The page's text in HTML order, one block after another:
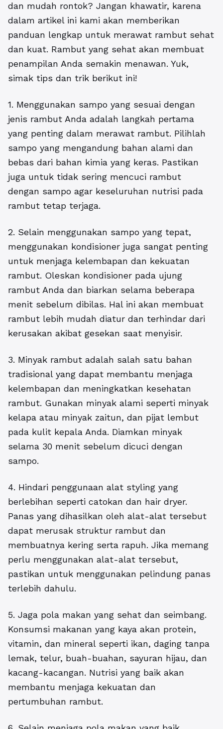
dan mudah rontok? Jangan khawatir, karena
dalam artikel ini kami akan memberikan
panduan lengkap untuk merawat rambut sehat
dan kuat. Rambut yang sehat akan membuat
penampilan Anda semakin menawan. Yuk,
simak tips dan trik berikut ini!
1. Menggunakan sampo yang sesuai dengan
jenis rambut Anda adalah langkah pertama
yang penting dalam merawat rambut. Pilihlah
sampo yang mengandung bahan alami dan
bebas dari bahan kimia yang keras. Pastikan
juga untuk tidak sering mencuci rambut
dengan sampo agar keseluruhan nutrisi pada
rambut tetap terjaga.
2. Selain menggunakan sampo yang tepat,
menggunakan kondisioner juga sangat penting
untuk menjaga kelembapan dan kekuatan
rambut. Oleskan kondisioner pada ujung
rambut Anda dan biarkan selama beberapa
menit sebelum dibilas. Hal ini akan membuat
rambut lebih mudah diatur dan terhindar dari
kerusakan akibat gesekan saat menyisir.
3. Minyak rambut adalah salah satu bahan
tradisional yang dapat membantu menjaga
kelembapan dan meningkatkan kesehatan
rambut. Gunakan minyak alami seperti minyak
kelapa atau minyak zaitun, dan pijat lembut
pada kulit kepala Anda. Diamkan minyak
selama 30 menit sebelum dicuci dengan
sampo.
4. Hindari penggunaan alat styling yang
berlebihan seperti catokan dan hair dryer.
Panas yang dihasilkan oleh alat-alat tersebut
dapat merusak struktur rambut dan
membuatnya kering serta rapuh. Jika memang
perlu menggunakan alat-alat tersebut,
pastikan untuk menggunakan pelindung panas
terlebih dahulu.
5. Jaga pola makan yang sehat dan seimbang.
Konsumsi makanan yang kaya akan protein,
vitamin, dan mineral seperti ikan, daging tanpa
lemak, telur, buah-buahan, sayuran hijau, dan
kacang-kacangan. Nutrisi yang baik akan
membantu menjaga kekuatan dan
pertumbuhan rambut.